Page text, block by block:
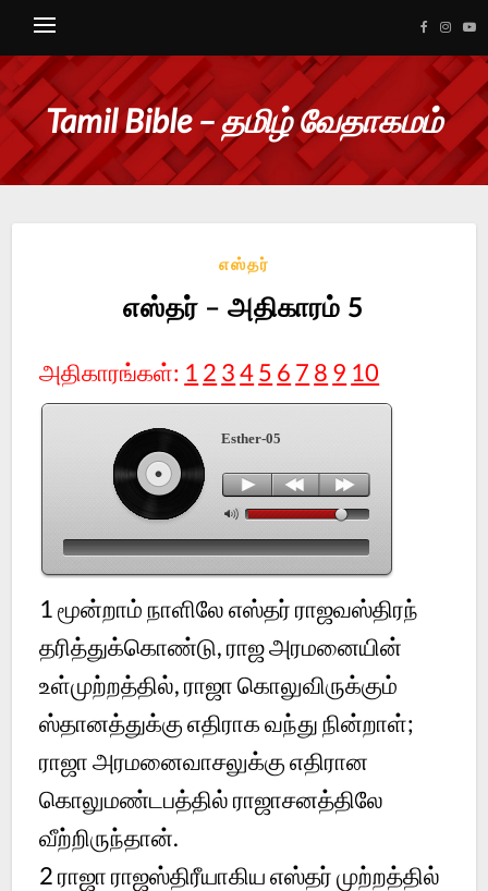
Tamil Bible – தமிழ் வேதாகமம்
எஸ்தர்
எஸ்தர் – அதிகாரம் 5
அதிகாரங்கள்: 1 2 345 6 7 8 9 10
Esther-05
1 மூன்றாம் நாளிலே எஸ்தர் ராஜவஸ்திரந்
தரித்துக்கொண்டு, ராஜ அரமனையின்
உள்முற்றத்தில், ராஜா கொலுவிருக்கும்
ஸ்தானத்துக்கு எதிராக வந்து நின்றாள்;
ராஜா அரமனைவாசலுக்கு எதிரான
கொலுமண்டபத்தில் ராஜாசனத்திலே
வீற்றிருந்தான்.
2 ராஜா ராஜஸ்திரீயாகிய எஸ்தர் முற்றத்தில்